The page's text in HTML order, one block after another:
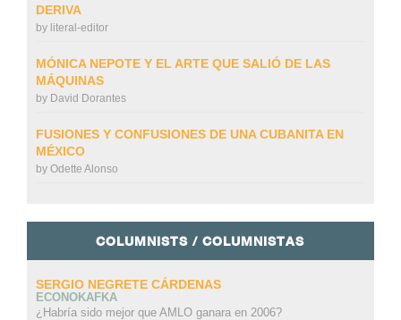
DERIVA
by literal-editor
MÓNICA NEPOTE Y EL ARTE QUE SALIÓ DE LAS
MÁQUINAS
by David Dorantes
FUSIONES Y CONFUSIONES DE UNA CUBANITA EN
MÉXICO
by Odette Alonso
COLUMNISTS / COLUMNISTAS
SERGIO NEGRETE CÁRDENAS
ECONOKAFKA
¿Habría sido mejor que AMLO ganara en 2006?